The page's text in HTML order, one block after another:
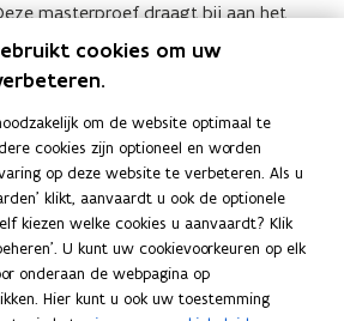
masterproef draagt bij aan het
in agrarische landschappen en
multidisciplinaire samenwerking
decomplexiteit van het oplossen
en besefte dat ik niet alles
Maar ik droeg een steentje
enkel de randen van de puzzel
het zijn die randen die tonen
worden en het zijn die randen die
cookies om uw
om de website optimaal te
cookies zijn optioneel en worden
op deze website te verbeteren. Als u
klikt, aanvaardt u ook de optionele
kiezen welke cookies u aanvaardt? Klik
U kunt uw cookievoorkeuren op elk
onderaan de webpagina op
Hier kunt u ook uw toestemming